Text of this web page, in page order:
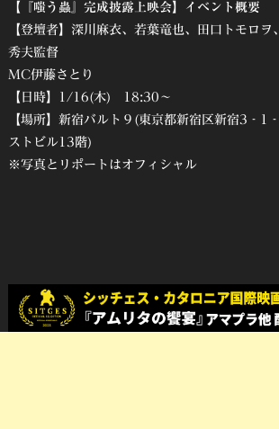
【『嗤う蟲』完成披露上映会】イベント概要
【登壇者】深川麻衣、若葉竜也、田口トモロヲ
秀夫監督
MC伊藤さとり
【日時】1/16(木) 18:30～
【場所】新宿バルト９(東京都新宿区新宿
ストビル13階)
※写真とリポートはオフィシャル